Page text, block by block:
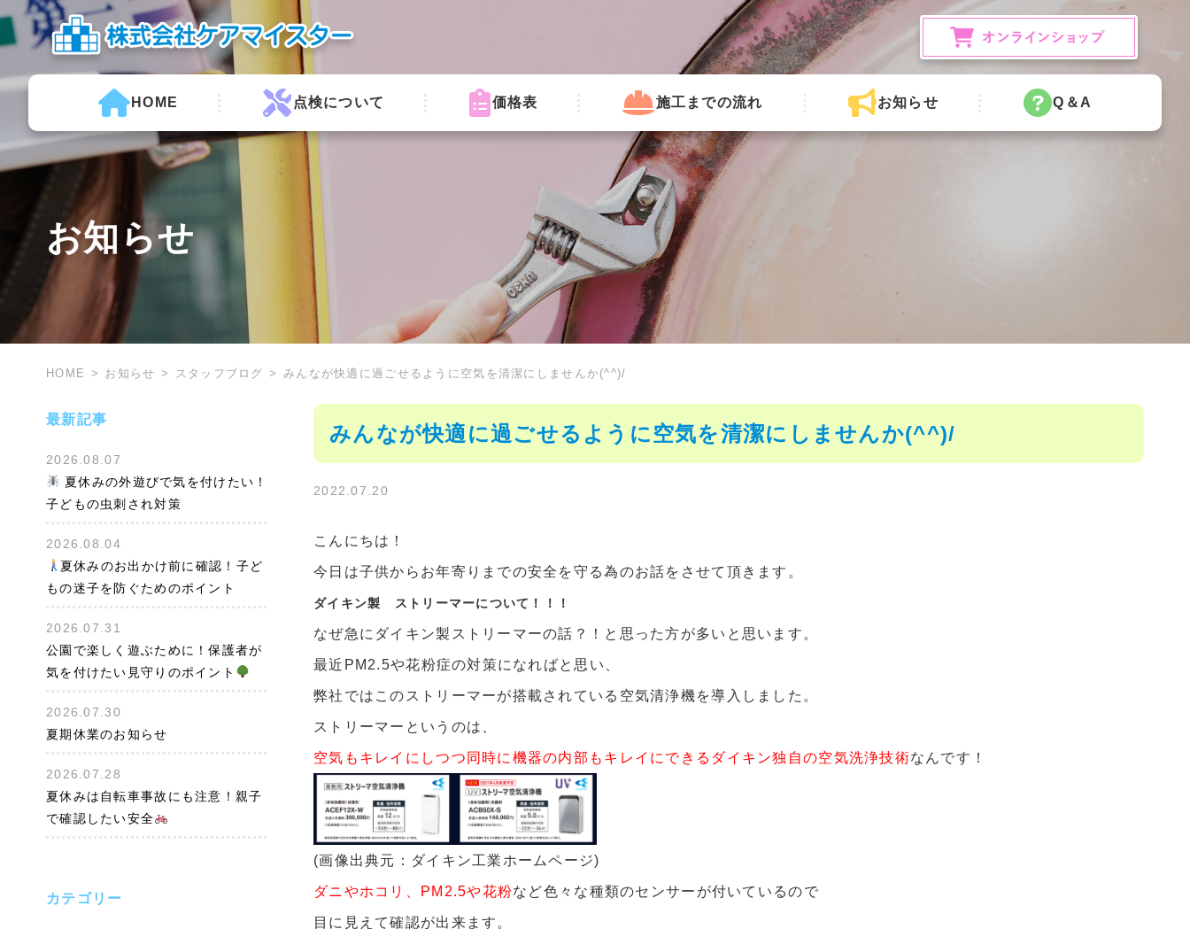
HOME 点検について 価格表 施工までの流れ お知らせ Q＆A
お知らせ
HOME お知らせ スタッフブログ みんなが快適に過ごせるように空気を清潔にしませんか(^^)/
最新記事
2026.08.07
夏休みの外遊びで気を付けたい！
子どもの虫刺され対策
2026.08.04
夏休みのお出かけ前に確認！子ど
もの迷子を防ぐためのポイント
2026.07.31
公園で楽しく遊ぶために！保護者が
気を付けたい見守りのポイント
2026.07.30
夏期休業のお知らせ
2026.07.28
夏休みは自転車事故にも注意！親子
で確認したい安全
カテゴリー
みんなが快適に過ごせるように空気を清潔にしませんか(^^)/
2022.07.20
こんにちは！
今日は子供からお年寄りまでの安全を守る為のお話をさせて頂きます。
ダイキン製 ストリーマーについて！！！
なぜ急にダイキン製ストリーマーの話？！と思った方が多いと思います。
最近PM2.5や花粉症の対策になればと思い、
弊社ではこのストリーマーが搭載されている空気清浄機を導入しました。
ストリーマーというのは、
空気もキレイにしつつ同時に機器の内部もキレイにできるダイキン独自の空気洗浄技術なんです！
(画像出典元：ダイキン工業ホームページ)
ダニやホコリ、PM2.5や花粉など色々な種類のセンサーが付いているので
目に見えて確認が出来ます。